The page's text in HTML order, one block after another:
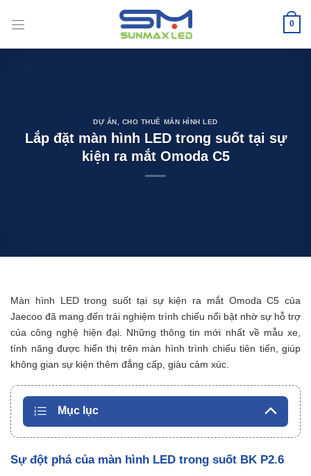
qua
0
DỰ ÁN CHO THUÊ MÀN HÌNH LED
Lắp đặt màn hình LED trong suốt tại sự
kiện ra mắt Omoda C5
Màn hình LED trong suốt tại sự kiện ra mắt Omoda C5 của
Jaecoo đã mang đến trải nghiệm trình chiếu nổi bật nhờ sự hỗ trợ
của công nghệ hiện đại. Những thông tin mới nhất về mẫu xe,
tính năng được hiển thị trên màn hình trình chiếu tiên tiến, giúp
không gian sự kiện thêm đẳng cấp, giàu cảm xúc.
Mục lục
Sự đột phá của màn hình LED trong suốt BK P2.6